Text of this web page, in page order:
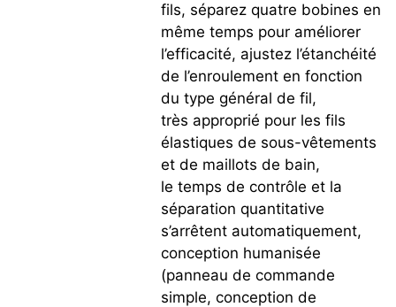
fils, séparez quatre bobines en
même temps pour améliorer
l’efficacité, ajustez l’étanchéité
de l’enroulement en fonction
du type général de fil,
très approprié pour les fils
élastiques de sous-vêtements
et de maillots de bain,
le temps de contrôle et la
séparation quantitative
s’arrêtent automatiquement,
conception humanisée
(panneau de commande
simple, conception de